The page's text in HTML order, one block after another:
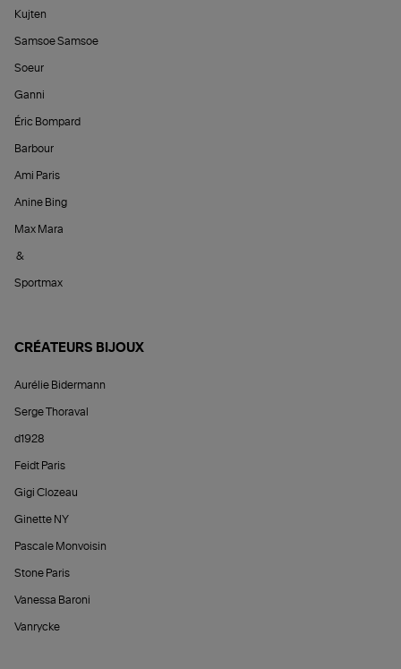
Kujten
Samsoe Samsoe
Soeur
Ganni
Éric Bompard
Barbour
Ami Paris
Anine Bing
Max Mara
&
Sportmax
CRÉATEURS BIJOUX
Aurélie Bidermann
Serge Thoraval
d1928
Feidt Paris
Gigi Clozeau
Ginette NY
Pascale Monvoisin
Stone Paris
Vanessa Baroni
Vanrycke